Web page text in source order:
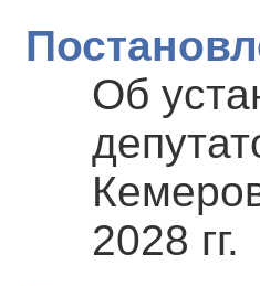
Об
2028 гг.